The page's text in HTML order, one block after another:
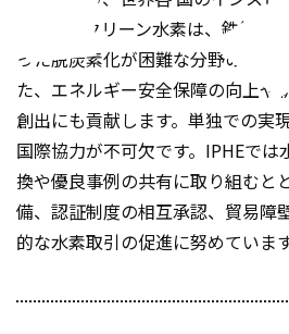
います。クリーン水素は、鉄鋼、
った脱炭素化が困難な分野の脱炭
た、エネルギー安全保障の向上や
創出にも貢献します。単独での実
国際協力が不可欠です。IPHEで
換や優良事例の共有に取り組むと
備、認証制度の相互承認、貿易障
的な水素取引の促進に努めていま